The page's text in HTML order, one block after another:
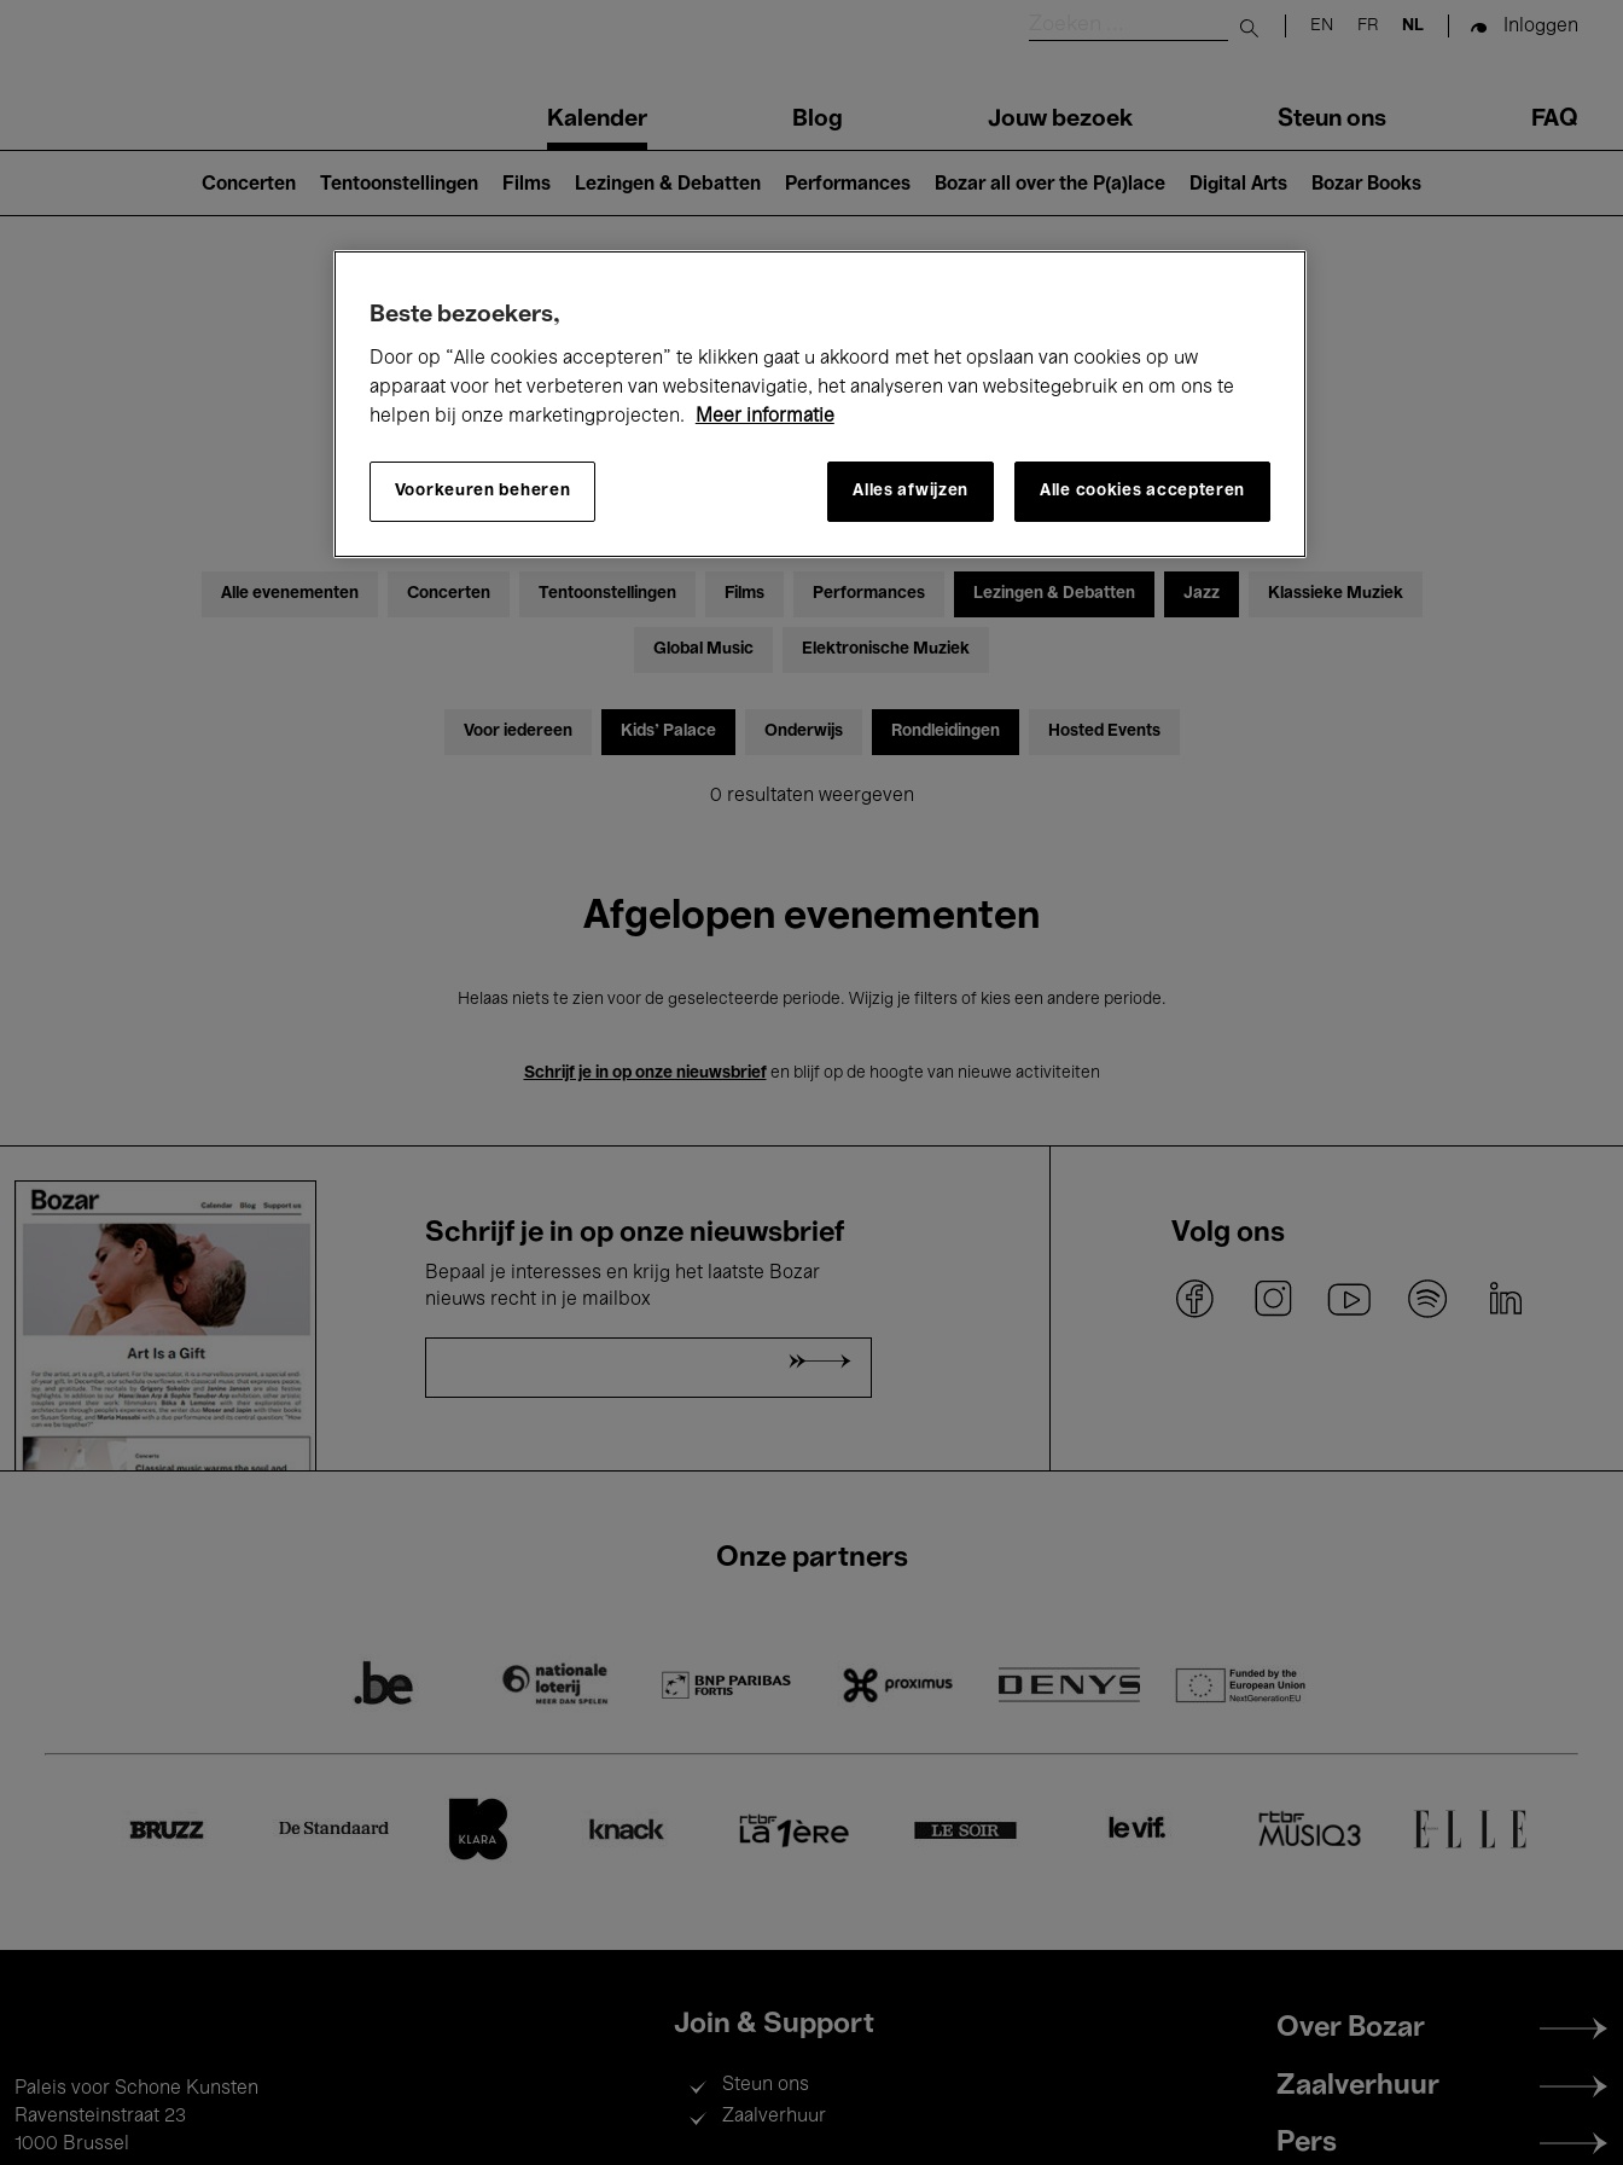
Submit search
EN FR NL Inloggen
navigationKalender Blog Jouw bezoek Steun ons FAQ
2)
Concerten Tentoonstellingen Films Lezingen & Debatten Performances Bozar all over the P(a)lace Digital Arts Bozar Books
Nu bij Bozar
Vrijdag 15 - Zaterdag 23 Mei 2026
Alle evenementen Concerten Tentoonstellingen Films Performances Lezingen & Debatten Jazz Klassieke Muziek
Global Music Elektronische Muziek
Voor iedereen Kids’ Palace Onderwijs Rondleidingen Hosted Events
0 resultaten weergeven
Afgelopen evenementen
Helaas niets te zien voor de geselecteerde periode. Wijzig je filters of kies een andere periode.
Schrijf je in op onze nieuwsbriefen blijf op de hoogte van nieuwe activiteiten
Schrijf je in op onze nieuwsbrief
Bepaal je interesses en krijg het laatste Bozar
nieuws recht in je mailbox
Volg ons
Onze partners
Paleis voor Schone Kunsten
Ravensteinstraat 23
1000 Brussel
Join & Support
Steun ons
Zaalverhuur
Footer
menu
Over Bozar
Zaalverhuur
Pers
Beste bezoekers,
Door op “Alle cookies accepteren” te klikken gaat u akkoord met het opslaan van cookies op uw
apparaat voor het verbeteren van websitenavigatie, het analyseren van websitegebruik en om ons te
helpen bij onze marketingprojecten.
Meer informatie
Voorkeuren beheren Alles afwijzen Alle cookies accepteren